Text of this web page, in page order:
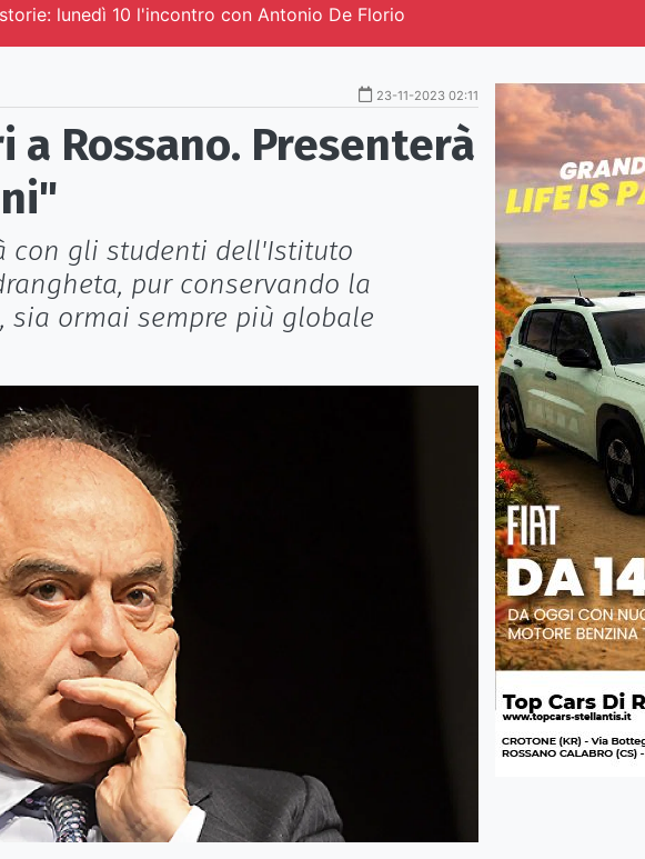
lunedì 10 l'incontro con Antonio De Florio
23-11-2023 02:11
a Rossano. Presenterà
con gli studenti dell'Istituto
pur conservando la
sia ormai sempre più globale